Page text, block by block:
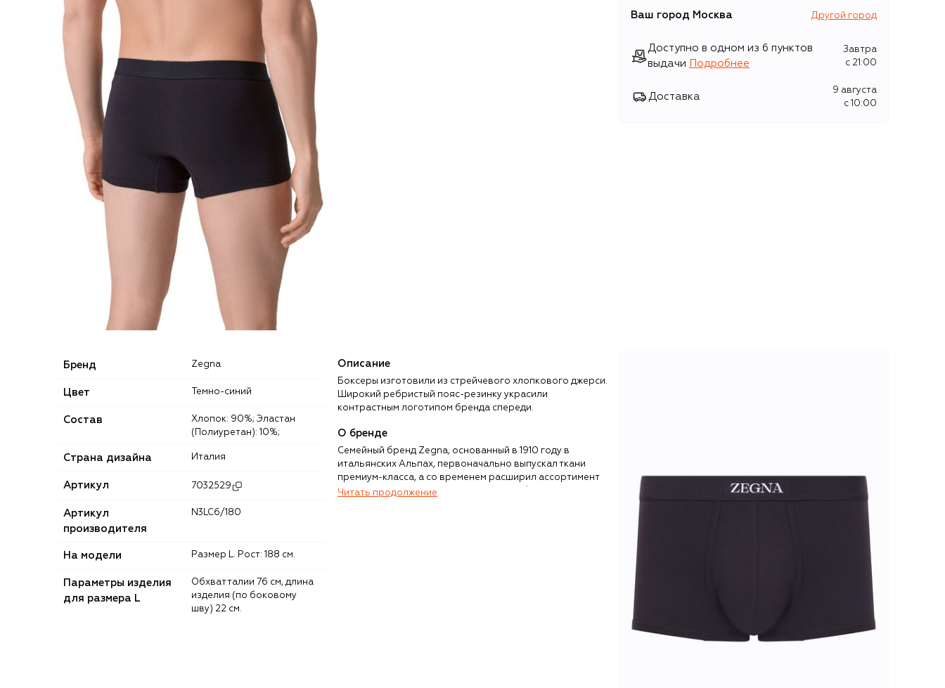
Ваш город Москва Другой город
Доступно в одном из 6 пунктов
выдачи
Подробнее
Завтра
c 21:00
Доставка
9 августа
c 10:00
Бренд Zegna
Цвет Темно-синий
Состав
Хлопок: 90%; Эластан
(Полиуретан): 10%;
Страна дизайна Италия
Артикул 7032529
Артикул
производителя
N3LC6/180
На модели Размер L. Рост: 188 см.
Параметры изделия
для размера L
Обхват талии 76 см, длина
изделия (по боковому
шву) 22 см.
Описание
Боксеры изготовили из стрейчевого хлопкового джерси.
Широкий ребристый пояс-резинку украсили
контрастным логотипом бренда спереди.
О бренде
Семейный бренд Zegna, основанный в 1910 году в
итальянских Альпах, первоначально выпускал ткани
премиум-класса, а со временем расширил ассортимент
до полного спектра мужской одежды, обуви, сумок,
Читать продолжение